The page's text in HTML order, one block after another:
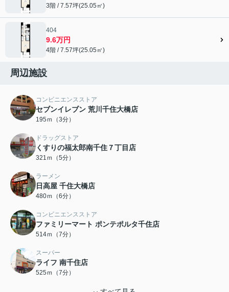
3階 / 7.57坪(25.05㎡)
404
9.6万円
4階 / 7.57坪(25.05㎡)
周辺施設
コンビニエンスストア
セブンイレブン 荒川千住大橋店
195ｍ（3分）
ドラッグストア
くすりの福太郎南千住７丁目店
321ｍ（5分）
ラーメン
日高屋 千住大橋店
480ｍ（6分）
コンビニエンスストア
ファミリーマート ポンテポルタ千住店
514ｍ（7分）
スーパー
ライフ 南千住店
525ｍ（7分）